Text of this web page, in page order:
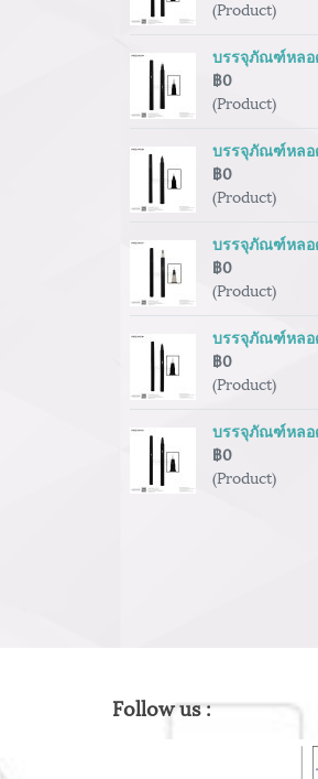
(Product)
บรรจุภัณฑ์หลอ
฿0
(Product)
บรรจุภัณฑ์หลอ
฿0
(Product)
บรรจุภัณฑ์หลอ
฿0
(Product)
บรรจุภัณฑ์หลอ
฿0
(Product)
บรรจุภัณฑ์หลอ
฿0
(Product)
Follow us :